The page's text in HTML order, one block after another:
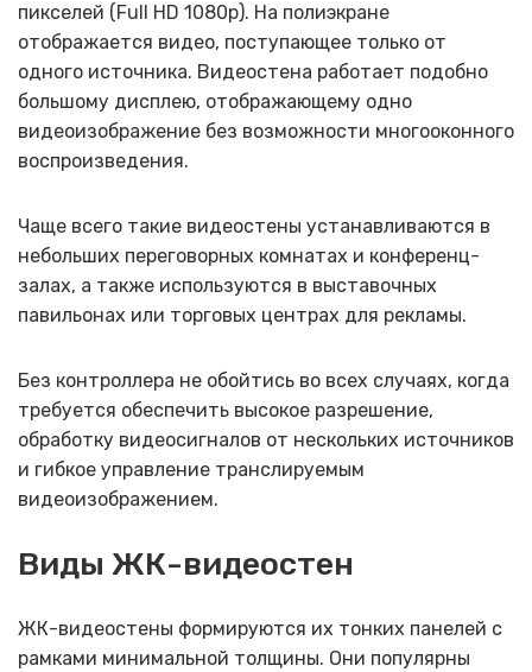
пикселей (Full HD 1080р). На полиэкране
отображается видео, поступающее только от
одного источника. Видеостена работает подобно
большому дисплею, отображающему одно
видеоизображение без возможности многооконного
воспроизведения.
Чаще всего такие видеостены устанавливаются в
небольших переговорных комнатах и конференц-
залах, а также используются в выставочных
павильонах или торговых центрах для рекламы.
Без контроллера не обойтись во всех случаях, когда
требуется обеспечить высокое разрешение,
обработку видеосигналов от нескольких источников
и гибкое управление транслируемым
видеоизображением.
Виды ЖК-видеостен
ЖК-видеостены формируются их тонких панелей с
рамками минимальной толщины. Они популярны